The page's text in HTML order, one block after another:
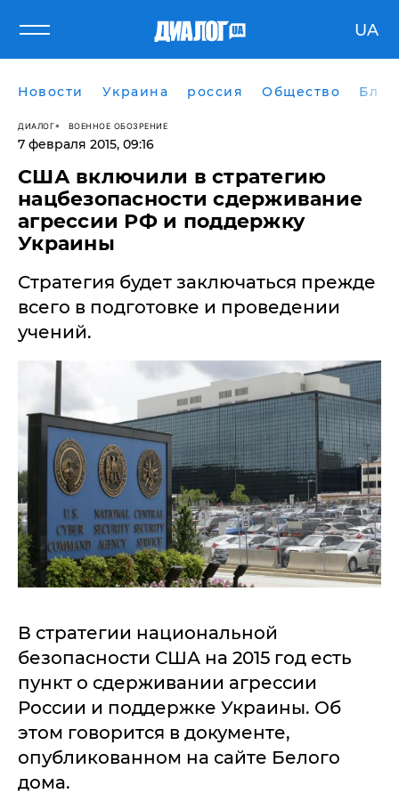
UA
Новости Украина россия Общество
ДИАЛОГ ВОЕННОЕ ОБОЗРЕНИЕ
7 февраля 2015, 09:16
США включили в стратегию
нацбезопасности сдерживание
агрессии РФ и поддержку
Украины
Стратегия будет заключаться прежде
всего в подготовке и проведении
учений.
В стратегии национальной
безопасности США на 2015 год есть
пункт о сдерживании агрессии
России и поддержке Украины. Об
этом говорится в документе,
опубликованном на сайте Белого
дома.